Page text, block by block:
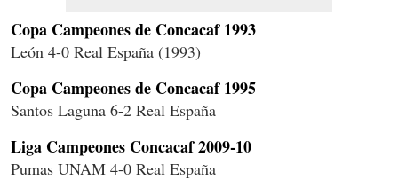
Copa Campeones de Concacaf 1993
León 4-0 Real España (1993)
Copa Campeones de Concacaf 1995
Santos Laguna 6-2 Real España
Liga Campeones Concacaf 2009-10
Pumas UNAM 4-0 Real España